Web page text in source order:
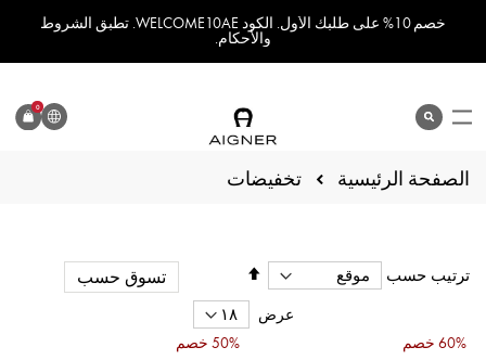
خصم 10% على طلبك الأول. الكود WELCOME10AE. تطبق الشروط
والأحكام.
search
0المنتج
اللغة
الصفحة الرئيسية تخفيضات
ترتيب حسب
تحديد
التنازلي
عرض
60% خصم
50% خصم
تسوق حسب